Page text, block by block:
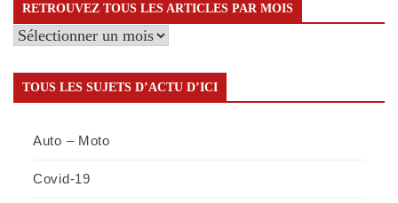
RETROUVEZ TOUS LES ARTICLES PAR MOIS
Retrouvez
les
articles
TOUS LES SUJETS D’ACTU D’ICI
Auto – Moto
Covid-19